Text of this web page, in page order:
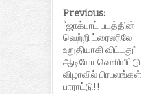
Previous:
“ஜாக்பாட் படத்தின்
வெற்றி ட்ரைலரிலே
உறுதியாகி விட்டது”
ஆடியோ வெளியீட்டு
விழாவில் பிரபலங்கள்
பாராட்டு!!